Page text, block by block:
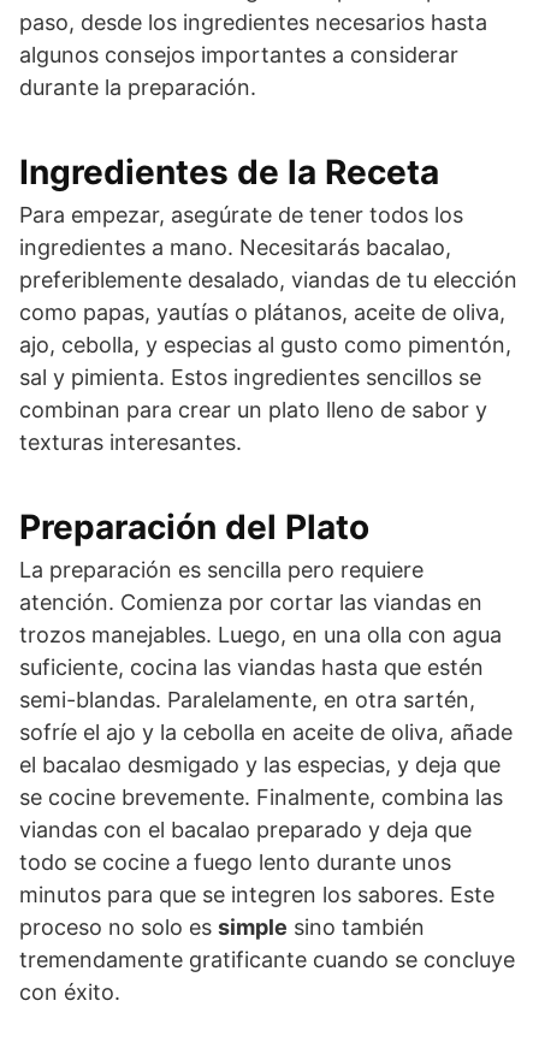
paso, desde los ingredientes necesarios hasta
algunos consejos importantes a considerar
durante la preparación.
Ingredientes de la Receta
Para empezar, asegúrate de tener todos los
ingredientes a mano. Necesitarás bacalao,
preferiblemente desalado, viandas de tu elección
como papas, yautías o plátanos, aceite de oliva,
ajo, cebolla, y especias al gusto como pimentón,
sal y pimienta. Estos ingredientes sencillos se
combinan para crear un plato lleno de sabor y
texturas interesantes.
Preparación del Plato
La preparación es sencilla pero requiere
atención. Comienza por cortar las viandas en
trozos manejables. Luego, en una olla con agua
suficiente, cocina las viandas hasta que estén
semi-blandas. Paralelamente, en otra sartén,
sofríe el ajo y la cebolla en aceite de oliva, añade
el bacalao desmigado y las especias, y deja que
se cocine brevemente. Finalmente, combina las
viandas con el bacalao preparado y deja que
todo se cocine a fuego lento durante unos
minutos para que se integren los sabores. Este
proceso no solo es simple sino también
tremendamente gratificante cuando se concluye
con éxito.